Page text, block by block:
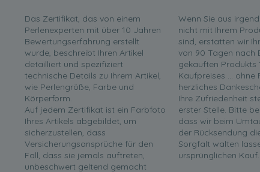
Das Zertifikat, das von einem
Perlenexperten mit über 10 Jahren
Bewertungserfahrung erstellt
wurde, beschreibt Ihren Artikel
detailliert und spezifiziert
technische Details zu Ihrem Artikel,
wie Perlengröße, Farbe und
Körperform.
Auf jedem Zertifikat ist ein Farbfoto
Ihres Artikels abgebildet, um
sicherzustellen, dass
Versicherungsansprüche für den
Fall, dass sie jemals auftreten,
unbeschwert geltend gemacht
Wenn Sie aus
nicht mit Ihrem
sind, erstatten wir
von 90 Tagen nach
gekauften Produkts
Kaufpreises ... ohne
herzliches
Ihre Zufriedenheit
erster Stelle. Bitte
dass wir beim
der Rücksendung
Sorgfalt walten
ursprünglichen Kauf.